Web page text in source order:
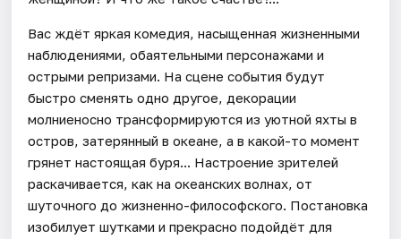
Вас ждёт яркая комедия, насыщенная жизненными
наблюдениями, обаятельными персонажами и
острыми репризами. На сцене события будут
быстро сменять одно другое, декорации
молниеносно трансформируются из уютной яхты в
остров, затерянный в океане, а в какой-то момент
грянет настоящая буря... Настроение зрителей
раскачивается, как на океанских волнах, от
шуточного до жизненно-философского. Постановка
изобилует шутками и прекрасно подойдёт для